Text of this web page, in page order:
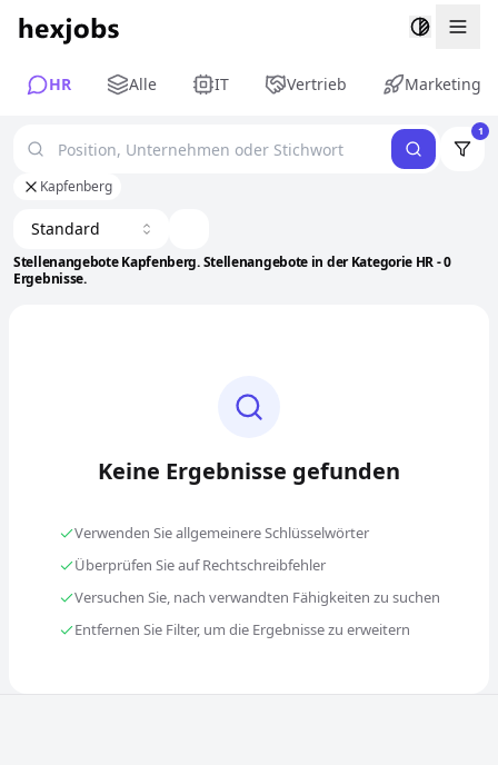
HR Alle IT Vertrieb Marketing
1
Kapfenberg
Stellenangebote Kapfenberg. Stellenangebote in der Kategorie HR - 0
Ergebnisse.
Standard
Keine Ergebnisse gefunden
Verwenden Sie allgemeinere Schlüsselwörter
Überprüfen Sie auf Rechtschreibfehler
Versuchen Sie, nach verwandten Fähigkeiten zu suchen
Entfernen Sie Filter, um die Ergebnisse zu erweitern